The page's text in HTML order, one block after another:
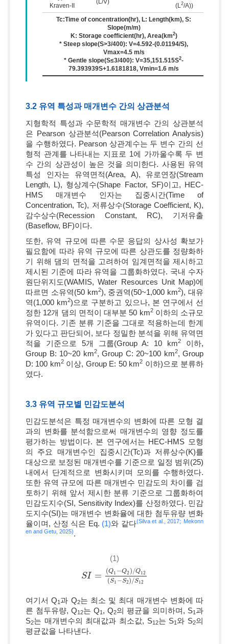
Kraven-II
(L 2/A))
Tc:Time of concentration(hr), L: Length(km), S:
Slope(m/m)
K: Storage coefficient(hr), Area(km2)
* Steep slope(S>3/400): V=4.592-(0.01194/S),
Vmax=4.5 m/s
* Gentle slope(S≤3/400): V=35,151.515S2-
79.393939S+1.6181818, Vmin=1.6 m/s
3.2 유역 특성과 매개변수 간의 상관분석
지형학적 특성과 수문학적 매개변수 간의 상관분석
은 Pearson 상관분석(Pearson Correlation Analysis)
을 수행하였다. Pearson 상관계수는 두 변수 간의 선
형적 관계를 나타내는 지표로 1에 가까울수록 두 변
수 간의 상관성이 높은 것을 의미한다. 사용된 유역
특성 인자는 유역면적(Area, A), 유로연장(Stream
Length, L), 형상계수(Shape Factor, SF)이고, HEC-
HMS 매개변수 인자는 집중시간(Time of
Concentration, Tc), 저류상수(Storage Coefficient, K),
감수상수(Recession Constant, RC), 기저유출
(Baseflow, BF)이다.
또한, 유역 규모에 따른 수문 응답의 상사성 확보가
필요함에 따라 유역 규모에 따른 상관도를 정량화하
기 위해 댐의 면적을 고려하여 임계면적을 제시하고
제시된 기준에 따라 유역을 그룹화하였다. 국내 수자
원단위지도(WAMIS, Water Resources Unit Map)에
따르면 소유역(50 km2), 중권역(50~1,000 km2), 대유
역(1,000 km2)으로 구분하고 있으나, 본 연구에서 선
정한 12개 댐의 면적이 대부분 50 km2이하의 소규모
유역이다. 기존 분류 기준을 그대로 적용하는데 한계
가 있다고 판단되어, 보다 정밀한 분석을 위해 유역면
적을 기준으로 5개 그룹(Group A: 10 km2
이하,
Group B: 10~20 km2, Group C: 20~100 km2, Group
D: 100 km2이상, Group E: 50 km2 이하)으로 분류하
였다.
3.3 유역 규모별 민감도분석
민감도분석은 특정 매개변수의 변화에 따른 모형 결
과의 변화를 분석함으로써 매개변수의 영향 정도를
평가하는 방법이다. 본 연구에서는 HEC-HMS 모형
의 주요 매개변수인 집중시간(Tc)과 저류상수(K)를
대상으로 보정된 매개변수를 기준으로 일정 범위(25)
내에서 단계적으로 변화시키며 모의를 수행하였다.
또한 유역 규모에 따른 매개변수 민감도의 차이를 검
토하기 위해 앞서 제시한 분류 기준으로 그룹화하여
민감도지수(SI, Sensitivity Index)를 산정하였다. 민감
도지수(SI)는 매개변수 변화율에 대한 첨두유량 변화
율이며, 산정 식은 Eq. (1)와 같다(Silva et al., 2017; Mekonn
en and Getu, 2025).
(1)
SI = (Q1 −Q2 )/Q12
(S1 −S2 )/S12
SI= (Q 1−Q2)/Q12(S
여기서 Q1과 Q2는 최소 및 최대 매개변수 변화에 따
른 첨두유량, Q12는 Q1 , Q2의 평균을 의미하며, S1 과
S2는 매개변수의 최대값과 최소값, S12는 S1와 S2의
평균값을 나타낸다.